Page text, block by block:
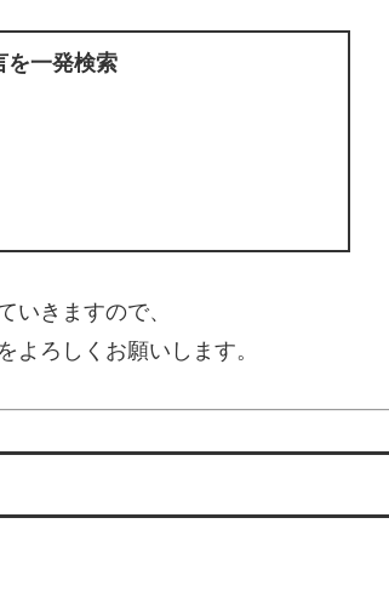
を一発検索
いきますので、
よろしくお願いします。